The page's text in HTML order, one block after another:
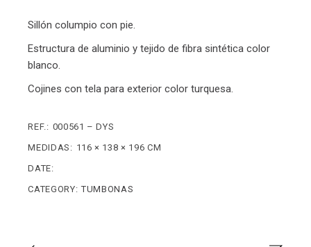
Sillón columpio con pie.
Estructura de aluminio y tejido de fibra sintética color
blanco.
Cojines con tela para exterior color turquesa.
REF.: 000561 – DYS
MEDIDAS: 116 × 138 × 196 CM
DATE:
CATEGORY: TUMBONAS